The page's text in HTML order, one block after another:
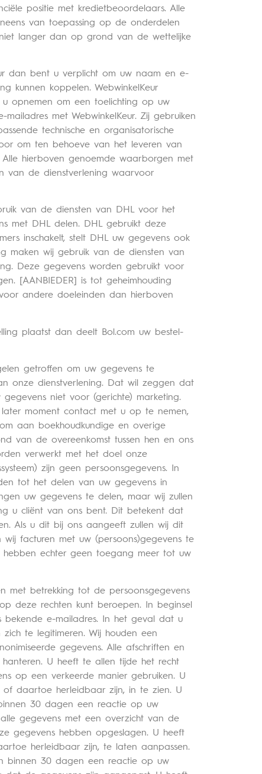
positie met kredietbeoordelaars. Alle
van toepassing op de onderdelen
niet langer dan op grond van de wettelijke
dan bent u verplicht om uw naam en e-
kunnen koppelen. WebwinkelKeur
opnemen om een toelichting op uw
met WebwinkelKeur. Zij gebruiken
technische en organisatorische
om ten behoeve van het leveren van
hierboven genoemde waarborgen met
van de dienstverlening waarvoor
van de diensten van DHL voor het
met DHL delen. DHL gebruikt deze
inschakelt, stelt DHL uw gegevens ook
maken wij gebruik van de diensten van
Deze gegevens worden gebruikt voor
[AANBIEDER] is tot geheimhouding
andere doeleinden dan hierboven
plaatst dan deelt Bol.com uw bestel-
getroffen om uw gegevens te
onze dienstverlening. Dat wil zeggen dat
niet voor (gerichte) marketing.
moment contact met u op te nemen,
aan boekhoudkundige en overige
van de overeenkomst tussen hen en ons
verwerkt met het doel onze
zijn geen persoonsgegevens. In
tot het delen van uw gegevens in
uw gegevens te delen, maar wij zullen
u cliënt van ons bent. Dit betekent dat
Als u dit bij ons aangeeft zullen wij dit
facturen met uw (persoons)gegevens te
hebben echter geen toegang meer tot uw
met betrekking tot de persoonsgegevens
deze rechten kunt beroepen. In beginsel
e-mailadres. In het geval dat u
te legitimeren. Wij houden een
gegevens. Alle afschriften en
U heeft te allen tijde het recht
op een verkeerde manier gebruiken. U
daartoe herleidbaar zijn, in te zien. U
30 dagen een reactie op uw
gegevens met een overzicht van de
gegevens hebben opgeslagen. U heeft
herleidbaar zijn, te laten aanpassen.
binnen 30 dagen een reactie op uw